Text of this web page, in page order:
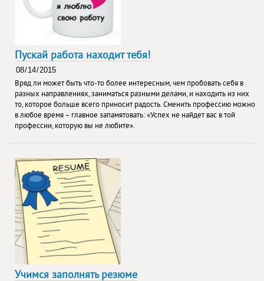
Пускай работа находит тебя!
Вряд ли может быть что-то более интересным, чем пробовать себя в
разных направлениях, заниматься разными делами, и находить из них
то, которое больше всего приносит радость. Сменить профессию можно
в любое время – главное запамятовать: «Успех не найдет вас в той
профессии, которую вы не любите».
Учимся заполнять резюме